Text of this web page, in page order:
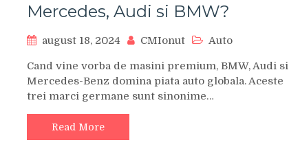
Mercedes, Audi si BMW?
august 18, 2024 CMIonut Auto
Cand vine vorba de masini premium, BMW, Audi si
Mercedes-Benz domina piata auto globala. Aceste
trei marci germane sunt sinonime…
Read More